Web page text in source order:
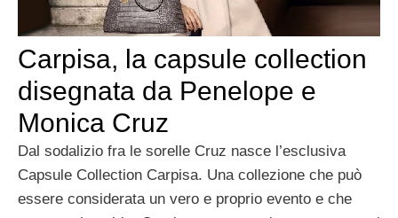
Carpisa, la capsule collection
disegnata da Penelope e
Monica Cruz
Dal sodalizio fra le sorelle Cruz nasce l’esclusiva
Capsule Collection Carpisa. Una collezione che può
essere considerata un vero e proprio evento e che